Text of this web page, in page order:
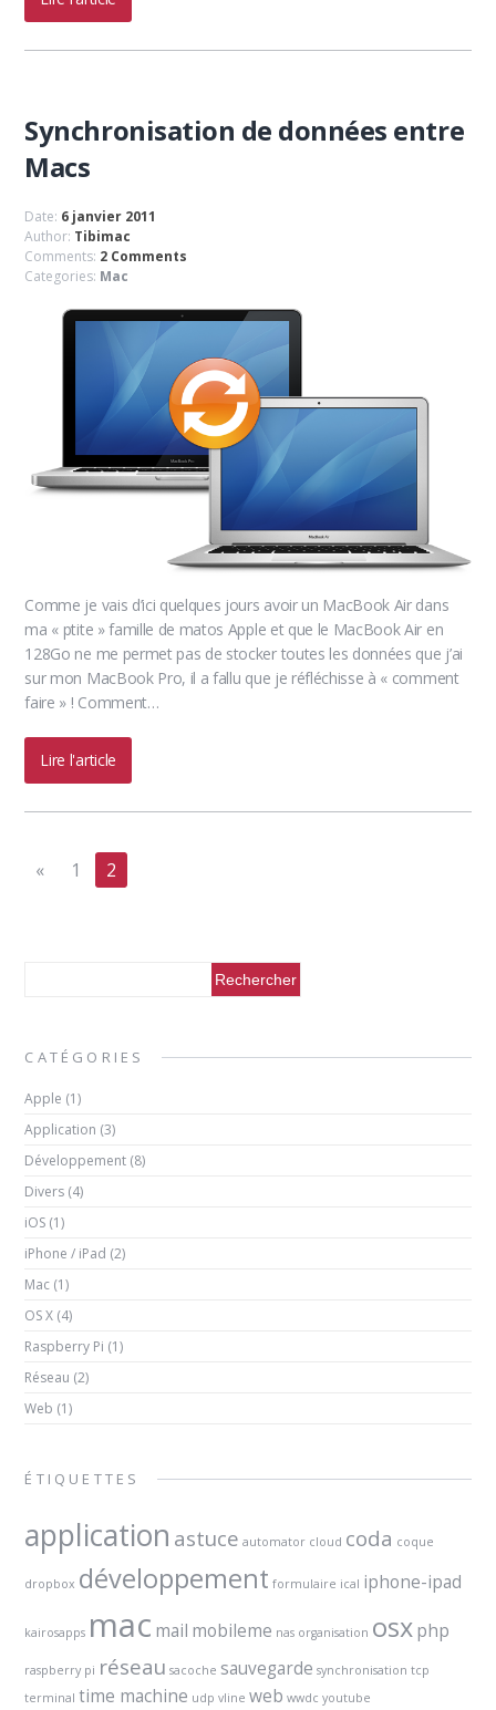
Synchronisation de données entre
Macs
Date: 6 janvier 2011
Author: Tibimac
Comments: 2 Comments
Categories: Mac
Comme je vais d’ici quelques jours avoir un MacBook Air dans
ma « ptite » famille de matos Apple et que le MacBook Air en
128Go ne me permet pas de stocker toutes les données que j’ai
sur mon MacBook Pro, il a fallu que je réfléchisse à « comment
faire » ! Comment…
Lire l'article
« 1 2
CATÉGORIES
Apple (1)
Application (3)
Développement (8)
Divers (4)
iOS (1)
iPhone / iPad (2)
Mac (1)
OS X (4)
Raspberry Pi (1)
Réseau (2)
Web (1)
ÉTIQUETTES
application astuce automator cloud coda coque
dropbox développement formulaire ical iphone-ipad
kairosapps mac mail mobileme nas organisation osxphp
raspberry pi réseau sacoche sauvegarde synchronisation tcp
terminal time machine udp vline web wwdc youtube